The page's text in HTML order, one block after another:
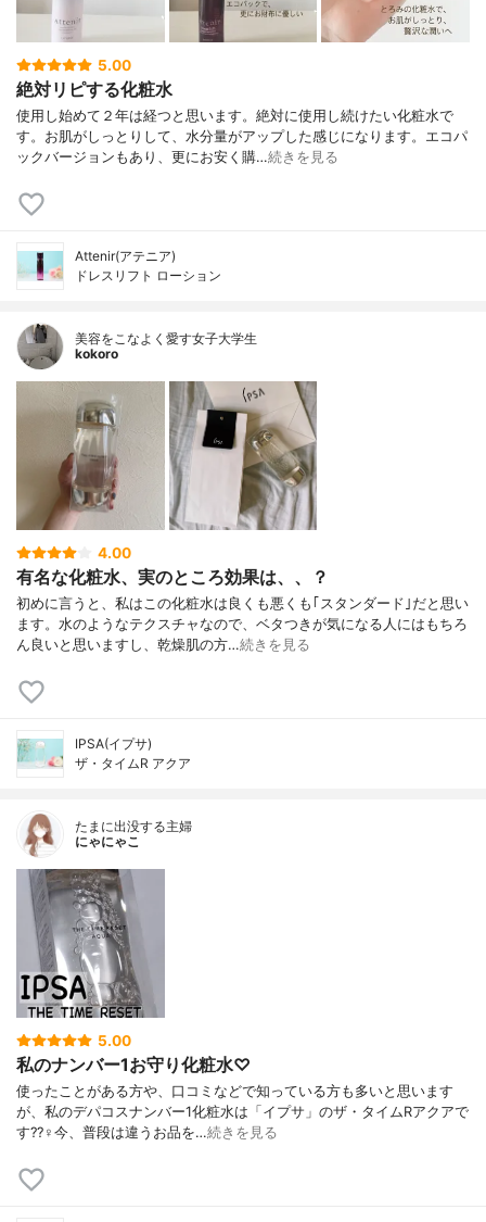
5.00
絶対リピする化粧水
使用し始めて２年は経つと思います。絶対に使用し続けたい化粧水で
す。お肌がしっとりして、水分量がアップした感じになります。エコパ
ックバージョンもあり、更にお安く購…続きを見る
Attenir(アテニア)
ドレスリフト ローション
美容をこなよく愛す女子大学生
kokoro
4.00
有名な化粧水、実のところ効果は、、？
初めに言うと、私はこの化粧水は良くも悪くも｢スタンダード｣だと思い
ます。水のようなテクスチャなので、ベタつきが気になる人にはもちろ
ん良いと思いますし、乾燥肌の方…続きを見る
IPSA(イプサ)
ザ・タイムR アクア
たまに出没する主婦
にゃにゃこ
5.00
私のナンバー1お守り化粧水♡
使ったことがある方や、口コミなどで知っている方も多いと思います
が、私のデパコスナンバー1化粧水は「イプサ」のザ・タイムRアクアで
す??‍♀️今、普段は違うお品を…続きを見る